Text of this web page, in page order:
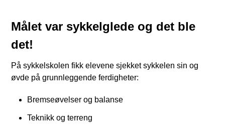
Målet var sykkelglede og det ble
det!
På sykkelskolen fikk elevene sjekket sykkelen sin og
øvde på grunnleggende ferdigheter:
Bremseøvelser og balanse
Teknikk og terreng